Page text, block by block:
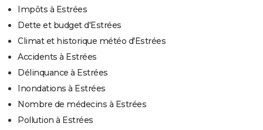
Impôts à Estrées
Dette et budget d'Estrées
Climat et historique météo d'Estrées
Accidents à Estrées
Délinquance à Estrées
Inondations à Estrées
Nombre de médecins à Estrées
Pollution à Estrées